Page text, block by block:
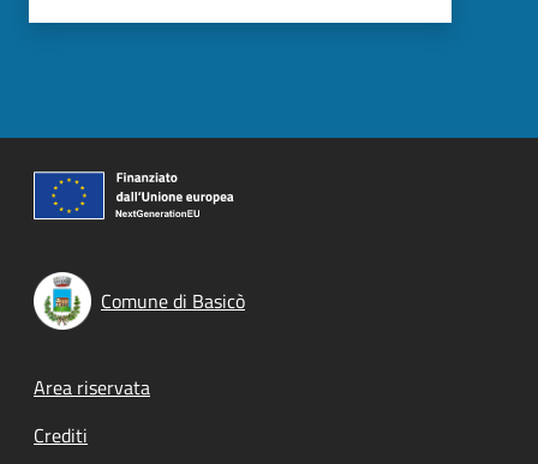
Comune di Basicò
Footer menu
Area riservata
Crediti